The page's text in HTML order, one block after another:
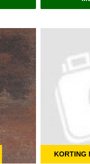
KORTING